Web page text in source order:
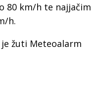
80 km/h te najjačim
h.
žuti Meteoalarm